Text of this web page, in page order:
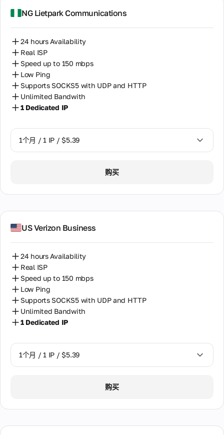
NG Lietpark Communications
24 hours Availability
Real ISP
Speed up to 150 mbps
Low Ping
Supports SOCKS5 with UDP and HTTP
Unlimited Bandwith
1 Dedicated IP
1个月 / 1 IP / $5.39
购买
US Verizon Business
24 hours Availability
Real ISP
Speed up to 150 mbps
Low Ping
Supports SOCKS5 with UDP and HTTP
Unlimited Bandwith
1 Dedicated IP
1个月 / 1 IP / $5.39
购买